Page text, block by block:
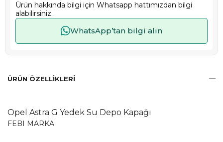
Ürün hakkında bilgi için Whatsapp hattımızdan bilgi
alabilirsiniz.
WhatsApp’tan bilgi alın
ÜRÜN ÖZELLIKLERI
Opel Astra G Yedek Su Depo Kapağı
FEBI MARKA